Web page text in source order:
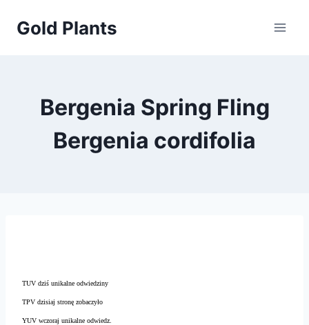
Gold Plants
Bergenia Spring Fling
Bergenia cordifolia
TUV dziś unikalne odwiedziny
TPV dzisiaj stronę zobaczyło
YUV wczoraj unikalne odwiedz.